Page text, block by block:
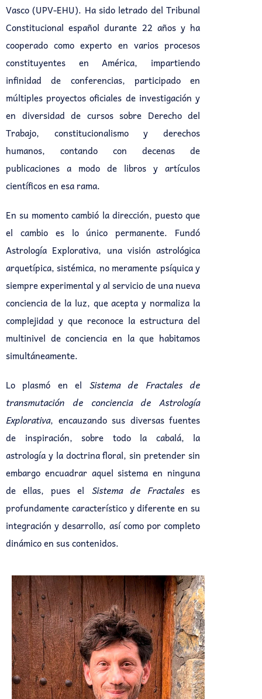
Vasco (UPV-EHU). Ha sido letrado del Tribunal
Constitucional español durante 22 años y ha
cooperado como experto en varios procesos
constituyentes en América, impartiendo
infinidad de conferencias, participado en
múltiples proyectos oficiales de investigación y
en diversidad de cursos sobre Derecho del
Trabajo, constitucionalismo y derechos
humanos, contando con decenas de
publicaciones a modo de libros y artículos
científicos en esa rama.
En su momento cambió la dirección, puesto que
el cambio es lo único permanente. Fundó
Astrología Explorativa, una visión astrológica
arquetípica, sistémica, no meramente psíquica y
siempre experimental y al servicio de una nueva
conciencia de la luz, que acepta y normaliza la
complejidad y que reconoce la estructura del
multinivel de conciencia en la que habitamos
simultáneamente.
Lo plasmó en el Sistema de Fractales de
transmutación de conciencia de Astrología
Explorativa, encauzando sus diversas fuentes
de inspiración, sobre todo la cabalá, la
astrología y la doctrina floral, sin pretender sin
embargo encuadrar aquel sistema en ninguna
de ellas, pues el Sistema de Fractaleses
profundamente característico y diferente en su
integración y desarrollo, así como por completo
dinámico en sus contenidos.